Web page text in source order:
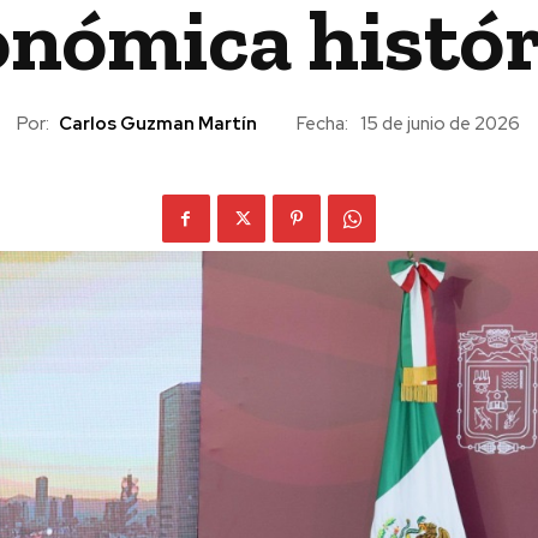
Por: Carlos Guzman Martín Fecha: 15 de junio de 2026